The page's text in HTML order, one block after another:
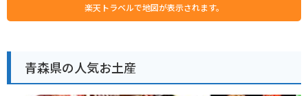
楽天トラベルで地図が表示されます。
青森県の人気お土産